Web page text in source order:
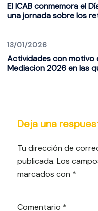
El ICAB conmemora el
una jornada sobre los
13/01/2026
Actividades con motivo
Mediacion 2026 en las
Deja una
Tu dirección de
publicada. Los
marcados con *
Comentario *